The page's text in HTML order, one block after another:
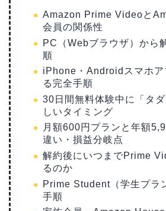
Amazon Prime Videoと
会員の関係性
PC（Webブラウザ）から
順
iPhone・Androidスマホア
る完全手順
30日間無料体験中に「タ
しいタイミング
月額600円プランと年額
違い・損益分岐点
解約後にいつまでPrime
るのか
Prime Student（学生プラ
手順